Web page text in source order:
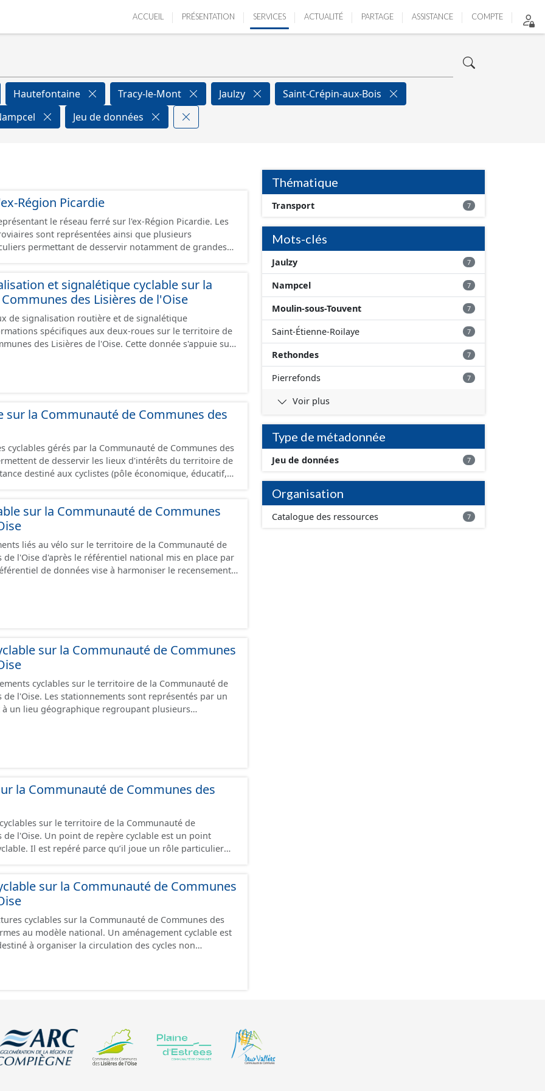
ACCUEIL PRÉSENTATION SERVICES ACTUALITÉ PARTAGE ASSISTANCE COMPTE
Hautefontaine Tracy-le-Mont Jaulzy
Saint-Crépin-aux-Bois
Jeu de données
Région Picardie
le réseau ferré sur l'ex-Région Picardie. Les
sont représentées ainsi que plusieurs
permettant de desservir notamment de grandes
et signalétique cyclable sur la
des Lisières de l'Oise
de signalisation routière et de signalétique
spécifiques aux deux-roues sur le territoire de
de l'Oise. Cette donnée s'appuie sur
sur la Communauté de Communes des
cyclables gérés par la Communauté de Communes des
de desservir les lieux d'intérêts du territoire de
destiné aux cyclistes (pôle économique, éducatif,
30, couloir partagé avec les bus, aire piétonne,
Les itinéraires ne sont pas des
des tronçons de voies non aménagés pour
"en travaux" ou "provisoire".
sur la Communauté de Communes
liés au vélo sur le territoire de la Communauté de
de l'Oise d'après le référentiel national mis en place par
de données vise à harmoniser le recensement
le fichier à télécharger depuis cette fiche
y compris les stationnements pour répondre
ou "provisoire".
sur la Communauté de Communes
cyclables sur le territoire de la Communauté de
représentés par un
un lieu géographique regroupant plusieurs
la Communauté de Communes des
sur le territoire de la Communauté de
cyclable est un point
Il est repéré parce qu’il joue un rôle particulier
segment cyclable indiquant l’accès à un point d’intérêt
sur la Communauté de Communes
cyclables sur la Communauté de Communes des
national. Un aménagement cyclable est
à organiser la circulation des cycles non
les zones de rencontres ou encore les zones 30.
recensés dans ce jeu de données. Ce jeu de
les données avec un statut "en service", "en
Thématique
Transport 7
Mots-clés
Jaulzy 7
Nampcel 7
Moulin-sous-Touvent 7
Saint-Étienne-Roilaye 7
Rethondes 7
Pierrefonds 7
Voir plus
Type de métadonnée
Jeu de données 7
Organisation
Catalogue des ressources 7